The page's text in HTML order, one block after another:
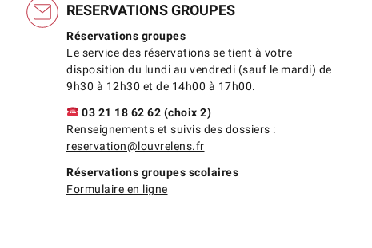
RESERVATIONS GROUPES
Réservations groupes
Le service des réservations se tient à votre
disposition du lundi au vendredi (sauf le mardi) de
9h30 à 12h30 et de 14h00 à 17h00.
03 21 18 62 62 (choix 2)
Renseignements et suivis des dossiers :
reservation@louvrelens.fr
Réservations groupes scolaires
Formulaire en ligne